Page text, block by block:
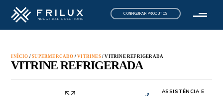
CONFIGURAR PRODUTOS
INÍCIO /SUPERMERCADO /VITRINES/ VITRINE REFRIGERADA
VITRINE REFRIGERADA
ASSISTÊNCIA E